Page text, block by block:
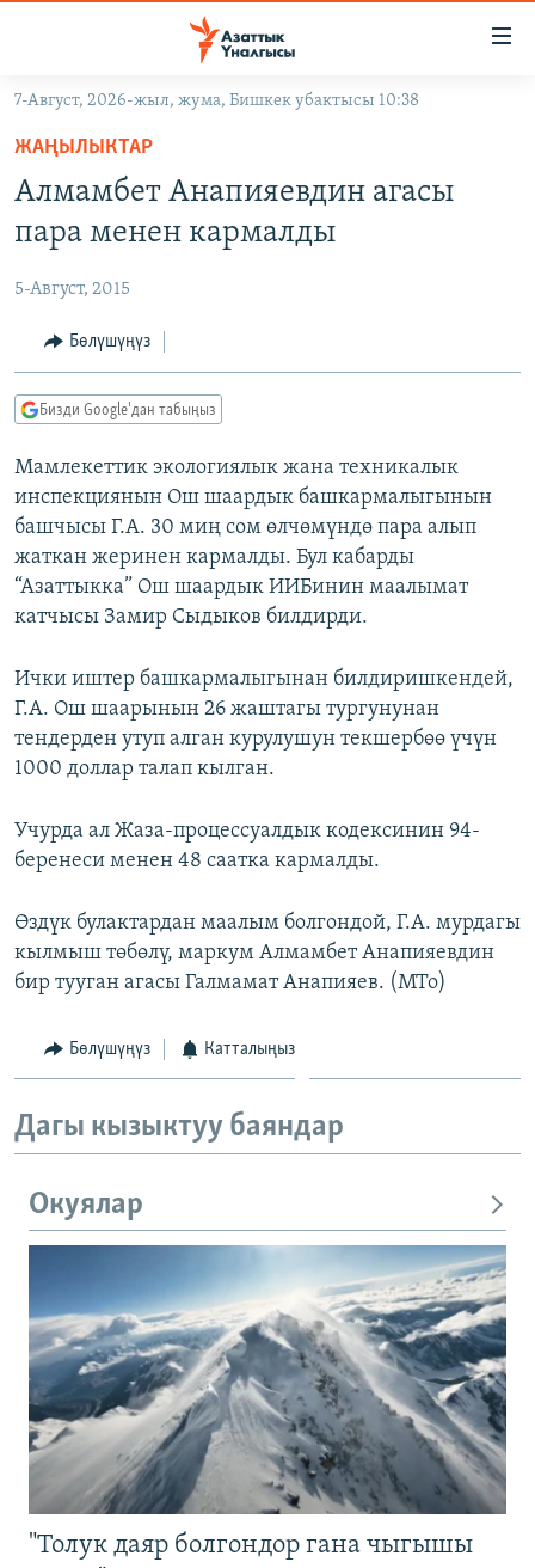
Навигацияга
өтүңүз
Издөөгө
салыңыз
КЫРГЫЗСТАН
ЭКОНОМИКА
МАДАНИЯТ
БОРБОР АЗИЯ
УКРАИНА
АТАЙЫН ИЛИКТӨӨ
ТВ ПРОГРАММАЛАР
ЭКСПЕРТТЕР ТАЛДАЙТ
БИЗ ЖАНА ДҮЙНӨ
ЭЖЕ-СИҢДИЛЕР
ӨЗГӨЧӨ ПИКИР
Русский
ОНЛАЙН ШЕРИНЕ
ЭЕ/АРнун бардык сайттары
7-Август, 2026-жыл, жума, Бишкек убактысы 10:38
ЖАҢЫЛЫКТАР
Алмамбет Анапияевдин агасы
пара менен кармалды
5-Август, 2015
Бөлүшүңүз
Бизди Google'дан табыңыз
Мамлекеттик экологиялык жана техникалык
инспекциянын Ош шаардык башкармалыгынын
башчысы Г.А. 30 миң сом өлчөмүндө пара алып
жаткан жеринен кармалды. Бул кабарды
“Азаттыкка” Ош шаардык ИИБинин маалымат
катчысы Замир Сыдыков билдирди.
Ички иштер башкармалыгынан билдиришкендей,
Г.А. Ош шаарынын 26 жаштагы тургунунан
тендерден утуп алган курулушун текшербөө үчүн
1000 доллар талап кылган.
Учурда ал Жаза-процессуалдык кодексинин 94-
беренеси менен 48 саатка кармалды.
Өздүк булактардан маалым болгондой, Г.А. мурдагы
кылмыш төбөлү, маркум Алмамбет Анапияевдин
бир тууган агасы Галмамат Анапияев. (МТо)
Бөлүшүңүз Катталыңыз
Дагы кызыктуу баяндар
Окуялар
"Толук даяр болгондор гана чыгышы